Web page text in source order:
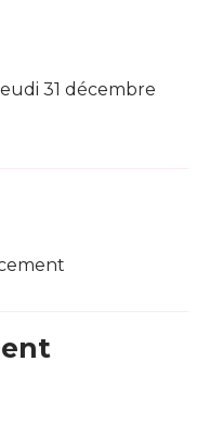
31 décembre